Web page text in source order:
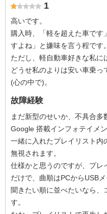
1
高いです。
購入時、「軽を超えた車で
すよね」と嫌味を言う程です。
ただし、軽自動車好きな私に
どうせ私のよりは安い車乗
(心の中で)。
故障経験
まだ新型のせいか、不具合多
Google 搭載インフォテイメ
一緒に入れたプレイリスト内
無視されます。
仕様かと思うのですが、プレ
だけで、曲順はPCからUSB
聞きたい順に並べたいなら、
す。